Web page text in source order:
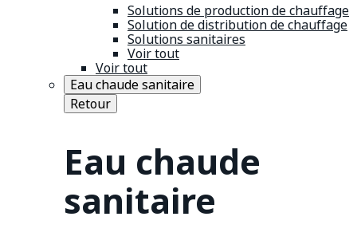
Solutions de production de chauffage
Solution de distribution de chauffage
Solutions sanitaires
Voir tout
Voir tout
Eau chaude sanitaire
Retour
Eau chaude
sanitaire